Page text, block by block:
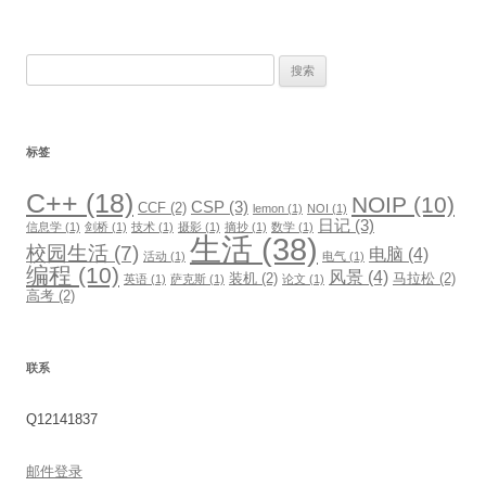
标签
C++ (18) CCF (2) CSP (3) lemon (1) NOI (1) NOIP (10)
信息学 (1) 剑桥 (1) 技术 (1) 摄影 (1) 摘抄 (1) 数学 (1) 日记 (3)
校园生活 (7) 活动 (1) 生活 (38) 电气 (1) 电脑 (4)
编程 (10) 英语 (1) 萨克斯 (1) 装机 (2) 论文 (1) 风景 (4) 马拉松 (2)
高考 (2)
联系
Q12141837
邮件登录